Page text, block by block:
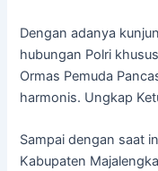
Dengan adanya
hubungan Polri
Ormas Pemuda
harmonis. Ungkap
Sampai dengan saat
Kabupaten